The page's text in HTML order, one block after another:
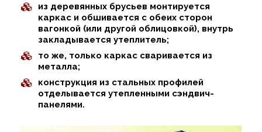
из деревянных брусьев монтируется
каркас и обшивается с обеих сторон
вагонкой (или другой облицовкой), внутрь
закладывается утеплитель;
то же, только каркас сваривается из
металла;
конструкция из стальных профилей
отделывается утепленными сэндвич-
панелями.